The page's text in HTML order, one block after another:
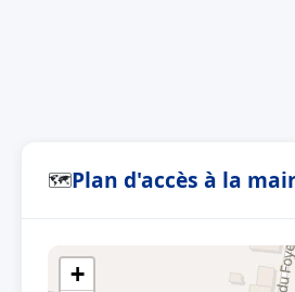
🗺Plan d'accès à la
+